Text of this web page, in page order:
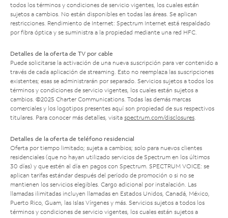
todos los términos y condiciones de servicio vigentes, los cuales están
sujetos a cambios. No están disponibles en todas las áreas. Se aplican
restricciones. Rendimiento de Internet: Spectrum Internet está respaldado
por fibra óptica y se suministra a la propiedad mediante una red HFC.
Detalles de la oferta de TV por cable
Puede solicitarse la activación de una nueva suscripción para ver contenido a
través de cada aplicación de streaming. Esto no reemplaza las suscripciones
existentes; esas se administrarán por separado. Servicios sujetos a todos los
términos y condiciones de servicio vigentes, los cuales están sujetos a
cambios. ©2025 Charter Communications. Todas las demás marcas
comerciales y los logotipos presentes aquí son propiedad de sus respectivos
titulares. Para conocer más detalles, visita spectrum.com/disclosures
Detalles de la oferta de teléfono residencial
Oferta por tiempo limitado; sujeta a cambios; solo para nuevos clientes
residenciales (que no hayan utilizado servicios de Spectrum en los últimos
30 días) y que estén al día en pagos con Spectrum. SPECTRUM VOICE: se
aplican tarifas estándar después del período de promoción o si no se
mantienen los servicios elegibles. Cargo adicional por instalación. Las
llamadas ilimitadas incluyen llamadas en Estados Unidos, Canadá, México,
Puerto Rico, Guam, las Islas Vírgenes y más. Servicios sujetos a todos los
términos y condiciones de servicio vigentes, los cuales están sujetos a